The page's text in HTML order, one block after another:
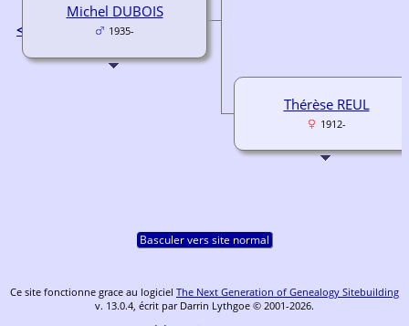
<
Michel DUBOIS
1935-
Thérèse REUL
1912-
Basculer vers site normal
Ce site fonctionne grace au logiciel The Next Generation of Genealogy Sitebuilding
v. 13.0.4, écrit par Darrin Lythgoe © 2001-2026.